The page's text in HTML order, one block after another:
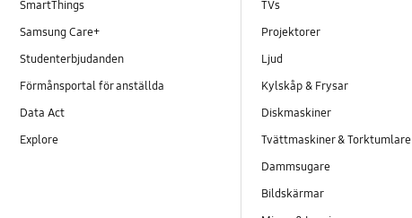
SmartThings
Samsung Care+
Studenterbjudanden
Förmånsportal för anställda
Data Act
Explore
TVs
Projektorer
Ljud
Kylskåp & Frysar
Diskmaskiner
Tvättmaskiner & Torktumlare
Dammsugare
Bildskärmar